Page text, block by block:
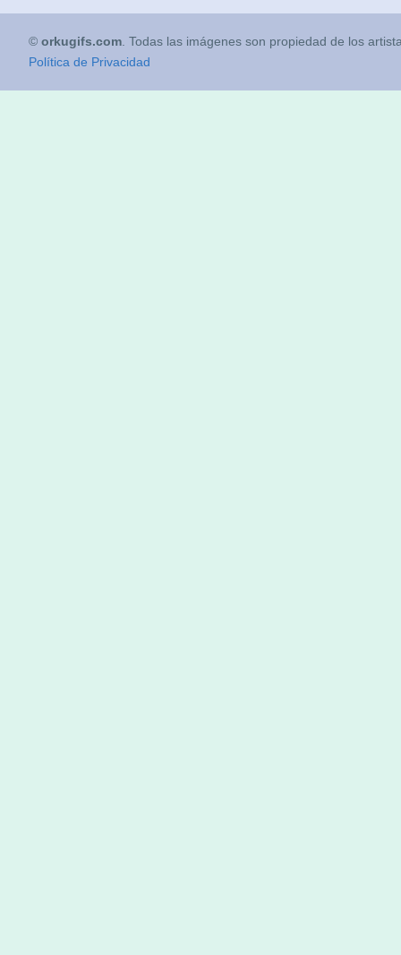
© orkugifs.com . Todas las imágenes son propiedad de los
Política de Privacidad